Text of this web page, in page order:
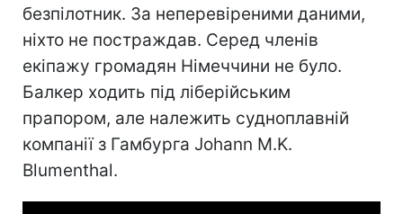
безпілотник. За неперевіреними даними,
ніхто не постраждав. Серед членів
екіпажу громадян Німеччини не було.
Балкер ходить під ліберійським
прапором, але належить судноплавній
компанії з Гамбурга Johann M.K.
Blumenthal.